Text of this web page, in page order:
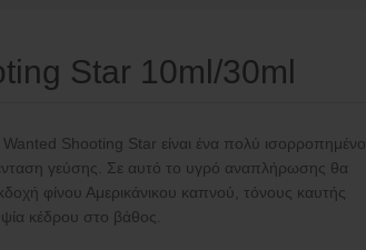
Star 10ml/30ml
Wanted Shooting Star είναι ένα πολύ ισορροπημένο
γεύσης. Σε αυτό το υγρό αναπλήρωσης θα
φίνου Αμερικάνικου καπνού, τόνους καυτής
κέδρου στο βάθος.